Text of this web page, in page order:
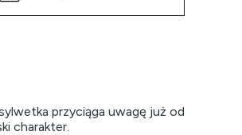
przyciąga uwagę już od
charakter.